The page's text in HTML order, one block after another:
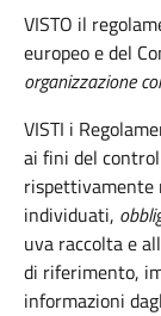
VISTO il
europeo e del
organizzazione
VISTI i
ai fini del
rispettivamente
individuati,
uva raccolta e
di riferimento,
informazioni